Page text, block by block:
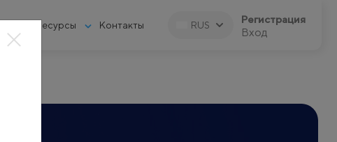
Ресурсы Контакты RUS Регистрация
Вход